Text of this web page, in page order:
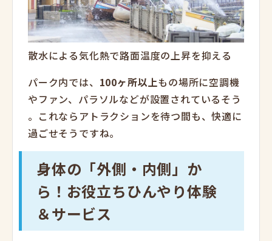
散水による気化熱で路面温度の上昇を抑える
パーク内では、 100ヶ所以上もの場所に空調機
やファン、パラソルなどが設置されているそう
。これならアトラクションを待つ間も、快適に
過ごせそうですね。
身体の「外側・内側」か
ら！お役立ちひんやり体験
＆サービス